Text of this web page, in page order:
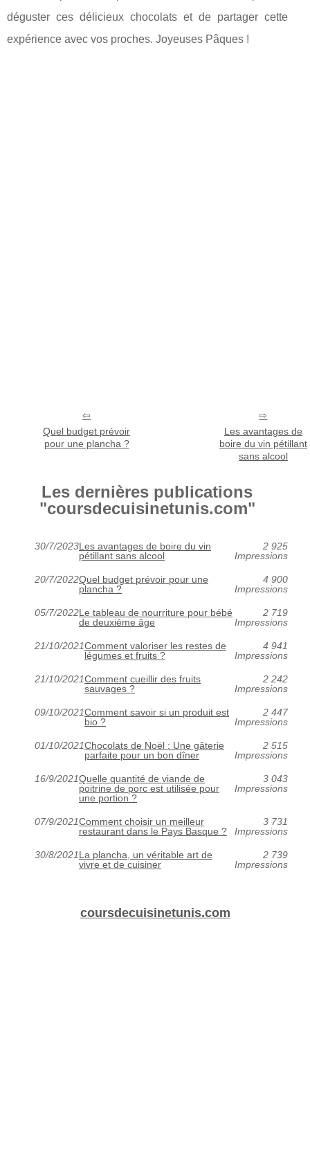
déguster ces délicieux chocolats et de partager cette
expérience avec vos proches. Joyeuses Pâques !
Quel budget prévoir
pour une plancha ?
Les avantages de
boire du vin pétillant
sans alcool
Les dernières publications
"coursdecuisinetunis.com"
30/7/2023Les avantages de boire du vin
pétillant sans alcool
2 925
Impressions
20/7/2022Quel budget prévoir pour une
plancha ?
4 900
Impressions
05/7/2022Le tableau de nourriture pour bébé
de deuxième âge
2 719
Impressions
21/10/2021Comment valoriser les restes de
légumes et fruits ?
4 941
Impressions
21/10/2021Comment cueillir des fruits
sauvages ?
2 242
Impressions
09/10/2021Comment savoir si un produit est
bio ?
2 447
Impressions
01/10/2021Chocolats de Noël : Une gâterie
parfaite pour un bon dîner
2 515
Impressions
16/9/2021Quelle quantité de viande de
poitrine de porc est utilisée pour
une portion ?
3 043
Impressions
07/9/2021Comment choisir un meilleur
restaurant dans le Pays Basque ?
3 731
Impressions
30/8/2021La plancha, un véritable art de
vivre et de cuisiner
2 739
Impressions
coursdecuisinetunis.com